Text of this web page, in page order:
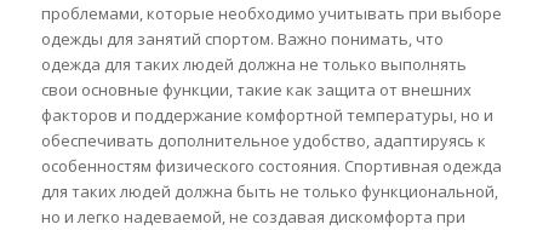
проблемами, которые необходимо учитывать при выборе
одежды для занятий спортом. Важно понимать, что
одежда для таких людей должна не только выполнять
свои основные функции, такие как защита от внешних
факторов и поддержание комфортной температуры, но и
обеспечивать дополнительное удобство, адаптируясь к
особенностям физического состояния. Спортивная одежда
для таких людей должна быть не только функциональной,
но и легко надеваемой, не создавая дискомфорта при